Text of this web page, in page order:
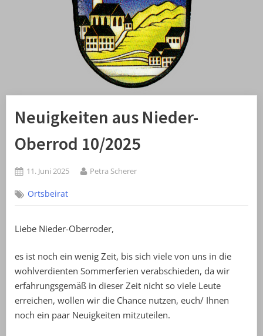
Neuigkeiten aus Nieder-
Oberrod 10/2025
Posted
11. Juni 2025 By
Petra Scherer
Ortsbeirat
Liebe Nieder-Oberroder,
es ist noch ein wenig Zeit, bis sich viele von uns in die
wohlverdienten Sommerferien verabschieden, da wir
erfahrungsgemäß in dieser Zeit nicht so viele Leute
erreichen, wollen wir die Chance nutzen, euch/ Ihnen
noch ein paar Neuigkeiten mitzuteilen.